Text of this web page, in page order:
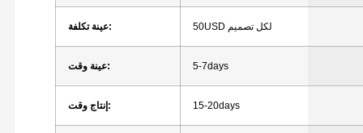
عينةتكلفة: 50USD لكل تصميم
عينةوقت: 5-7days
إنتاج وقت: 15-20days